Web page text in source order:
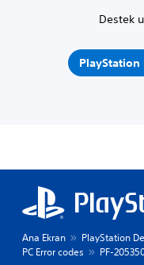
Destek
Ana Ekran PlayStation
PC Error codes
PF-